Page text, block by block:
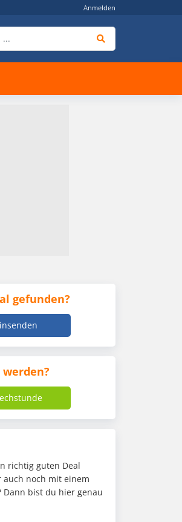
Anmelden
gefunden?
richtig guten Deal
noch mit einem
Dann bist du hier genau